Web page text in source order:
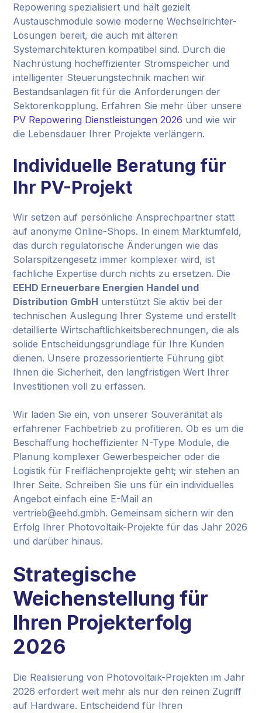
Repowering spezialisiert und hält gezielt
Austauschmodule sowie moderne Wechselrichter-
Lösungen bereit, die auch mit älteren
Systemarchitekturen kompatibel sind. Durch die
Nachrüstung hocheffizienter Stromspeicher und
intelligenter Steuerungstechnik machen wir
Bestandsanlagen fit für die Anforderungen der
Sektorenkopplung. Erfahren Sie mehr über unsere
PV Repowering Dienstleistungen 2026 und wie wir
die Lebensdauer Ihrer Projekte verlängern.
Individuelle Beratung für
Ihr PV-Projekt
Wir setzen auf persönliche Ansprechpartner statt
auf anonyme Online-Shops. In einem Marktumfeld,
das durch regulatorische Änderungen wie das
Solarspitzengesetz immer komplexer wird, ist
fachliche Expertise durch nichts zu ersetzen. Die
EEHD Erneuerbare Energien Handel und
Distribution GmbH unterstützt Sie aktiv bei der
technischen Auslegung Ihrer Systeme und erstellt
detaillierte Wirtschaftlichkeitsberechnungen, die als
solide Entscheidungsgrundlage für Ihre Kunden
dienen. Unsere prozessorientierte Führung gibt
Ihnen die Sicherheit, den langfristigen Wert Ihrer
Investitionen voll zu erfassen.
Wir laden Sie ein, von unserer Souveränität als
erfahrener Fachbetrieb zu profitieren. Ob es um die
Beschaffung hocheffizienter N-Type Module, die
Planung komplexer Gewerbespeicher oder die
Logistik für Freiflächenprojekte geht; wir stehen an
Ihrer Seite. Schreiben Sie uns für ein individuelles
Angebot einfach eine E-Mail an
vertrieb@eehd.gmbh. Gemeinsam sichern wir den
Erfolg Ihrer Photovoltaik-Projekte für das Jahr 2026
und darüber hinaus.
Strategische
Weichenstellung für
Ihren Projekterfolg
2026
Die Realisierung von Photovoltaik-Projekten im Jahr
2026 erfordert weit mehr als nur den reinen Zugriff
auf Hardware. Entscheidend für Ihren